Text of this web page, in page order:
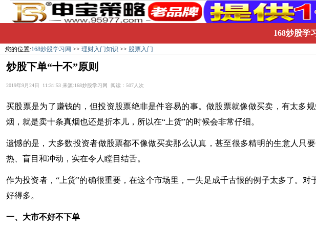
168炒股学
您的位置:168炒股学习网 >> 理财入门知识 >> 股票入门
炒股下单“十不”原则
2019年9月24日 11:31:53 来源:168炒股学习网 阅读：507人次
买股票是为了赚钱的，但投资股票绝非是件容易的事。做股票就像做买卖，有太多
烟，就是卖十条真烟也还是折本儿，所以在“上货”的时候会非常仔细。
遗憾的是，大多数投资者做股票都不像做买卖那么认真，甚至很多精明的生意人只
热、盲目和冲动，实在令人瞠目结舌。
作为投资者，“上货”的确很重要，在这个市场里，一失足成千古恨的例子太多了。
好得多。
一、大市不好不下单